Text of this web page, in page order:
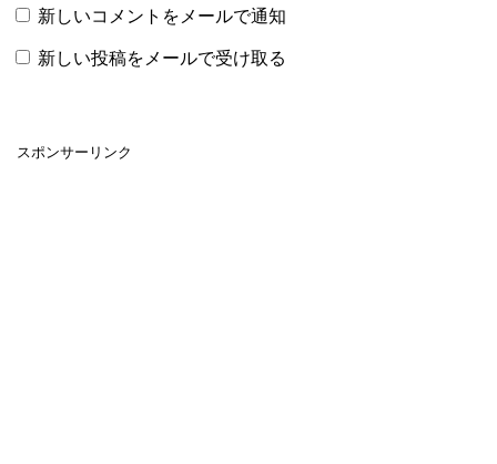
新しいコメントをメールで通知
新しい投稿をメールで受け取る
スポンサーリンク